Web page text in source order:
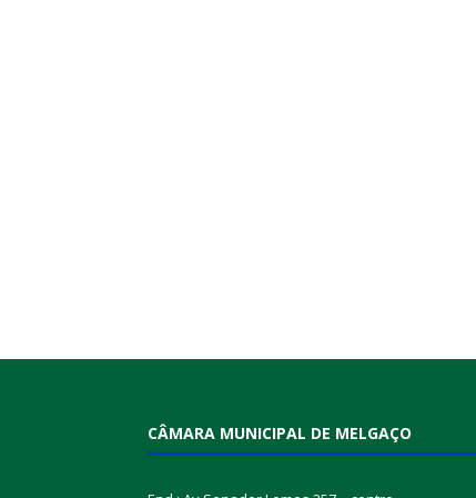
CÂMARA MUNICIPAL DE MELGAÇO